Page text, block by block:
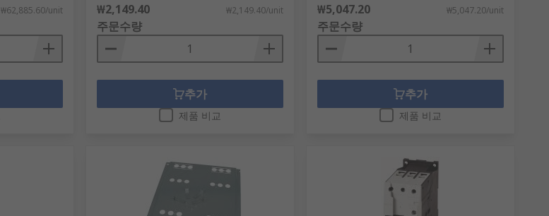
₩62,885.60/unit ₩2,149.40 ₩2,149.40/unit
주문수량
추가
제품 비교
₩5,047.20 ₩5,047.20/unit
주문수량
추가
제품 비교